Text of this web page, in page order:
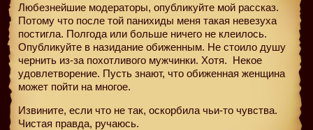
Любезнейшие модераторы, опубликуйте мой рассказ.
Потому что после той панихиды меня такая невезуха
постигла. Полгода или больше ничего не клеилось.
Опубликуйте в назидание обиженным. Не стоило душу
чернить из-за похотливого мужчинки. Хотя. Некое
удовлетворение. Пусть знают, что обиженная женщина
может пойти на многое.
Извините, если что не так, оскорбила чьи-то чувства.
Чистая правда, ручаюсь.